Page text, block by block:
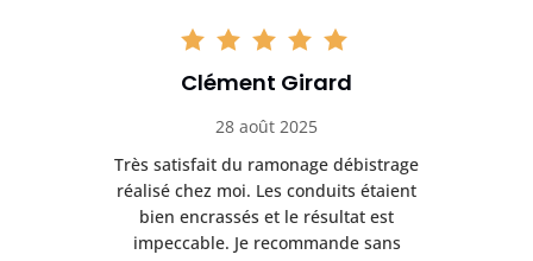
Clément Girard
28 août 2025
Très satisfait du ramonage débistrage
réalisé chez moi. Les conduits étaient
bien encrassés et le résultat est
impeccable. Je recommande sans